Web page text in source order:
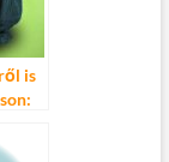
is